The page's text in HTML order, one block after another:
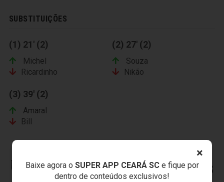
×
Baixe agora o SUPER APP CEARÁ SCe fique por
dentro de conteúdos exclusivos!
SUBSTITUIÇÕES
(1) 21' (2)
Michel
Ricardinho
(2) 27' (2)
Souza
Nikão
(3) 39' (2)
Amaral
Bill
BOTAFOGO DE FUTEBOL E REGATAS